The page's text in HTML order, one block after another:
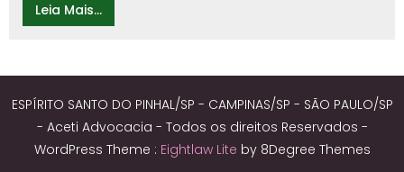
Leia Mais...
ESPÍRITO SANTO DO PINHAL/SP - CAMPINAS/SP - SÃO PAULO/SP
- Aceti Advocacia - Todos os direitos Reservados -
WordPress Theme : Eightlaw Lite by 8Degree Themes